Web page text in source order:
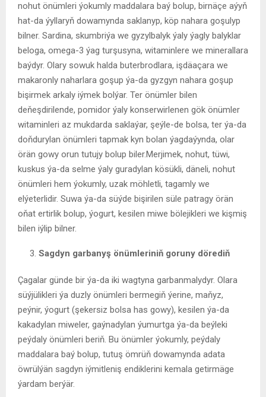
nohut önümleri ýokumly maddalara baý bolup, birnäçe aýyň
hat-da ýyllaryň dowamynda saklanyp, köp nahara goşulyp
bilner. Sardina, skumbriýa we gyzylbalyk ýaly ýagly balyklar
beloga, omega-3 ýag turşusyna, witaminlere we minerallara
baýdyr. Olary sowuk halda buterbrodlara, işdäaçara we
makaronly naharlara goşup ýa-da gyzgyn nahara goşup
bişirmek arkaly iýmek bolýar. Ter önümler bilen
deňeşdirilende, pomidor ýaly konserwirlenen gök önümler
witaminleri az mukdarda saklaýar, şeýle-de bolsa, ter ýa-da
doňdurylan önümleri tapmak kyn bolan ýagdaýynda, olar
örän gowy orun tutujy bolup biler.Merjimek, nohut, tüwi,
kuskus ýa-da selme ýaly guradylan kösükli, däneli, nohut
önümleri hem ýokumly, uzak möhletli, tagamly we
elýeterlidir. Suwa ýa-da süýde bişirilen süle patragy örän
oňat ertirlik bolup, ýogurt, kesilen miwe bölejikleri we kişmiş
bilen iýlip bilner.
Sagdyn garbanyş önümleriniň goruny dörediň
Çagalar günde bir ýa-da iki wagtyna garbanmalydyr. Olara
süýjülikleri ýa duzly önümleri bermegiň ýerine, maňyz,
peýnir, ýogurt (şekersiz bolsa has gowy), kesilen ýa-da
kakadylan miweler, gaýnadylan ýumurtga ýa-da beýleki
peýdaly önümleri beriň. Bu önümler ýokumly, peýdaly
maddalara baý bolup, tutuş ömrüň dowamynda adata
öwrülýän sagdyn iýmitleniş endiklerini kemala getirmäge
ýardam berýär.